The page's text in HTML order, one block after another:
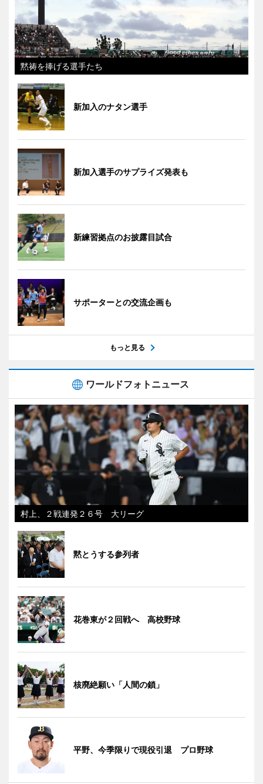
黙祷を捧げる選手たち
新加入のナタン選手
新加入選手のサプライズ発表も
新練習拠点のお披露目試合
サポーターとの交流企画も
もっと見る
ワールドフォトニュース
村上、２戦連発２６号 大リーグ
黙とうする参列者
花巻東が２回戦へ 高校野球
核廃絶願い「人間の鎖」
平野、今季限りで現役引退 プロ野球